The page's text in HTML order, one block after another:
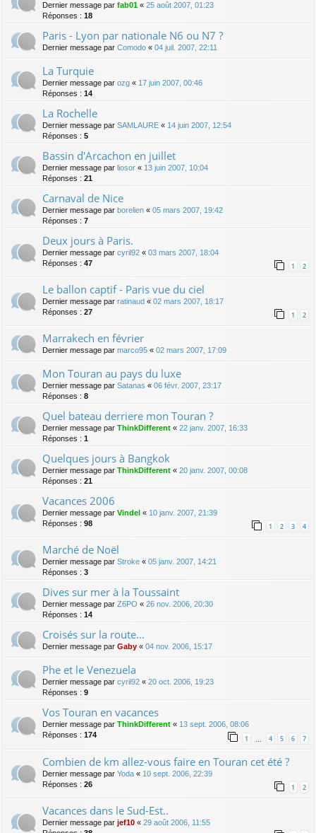
Dernier message par fab01 « 25 août 2007, 01:23
Réponses : 18
Paris - Lyon par nationale N6 ou N7 ?
Dernier message par Comodo « 04 juil. 2007, 22:11
La Turquie
Dernier message par ozg « 17 juin 2007, 00:46
Réponses : 14
La Rochelle
Dernier message par SAMLAURE « 14 juin 2007, 12:54
Réponses : 5
Bassin d'Arcachon en juillet
Dernier message par liosor « 13 juin 2007, 10:04
Réponses : 21
Carnaval de Nice
Dernier message par borelien « 05 mars 2007, 19:42
Réponses : 7
Deux jours à Paris.
Dernier message par cyril92 « 03 mars 2007, 18:04
Réponses : 47 1 2
Le ballon captif - Paris vue du ciel
Dernier message par ratinaud « 02 mars 2007, 18:17
Réponses : 27 1 2
Marrakech en février
Dernier message par marco95 « 02 mars 2007, 17:09
Mon Touran au pays du luxe
Dernier message par Satanas « 06 févr. 2007, 23:17
Réponses : 8
Quel bateau derriere mon Touran ?
Dernier message par ThinkDifferent « 22 janv. 2007, 16:33
Réponses : 1
Quelques jours à Bangkok
Dernier message par ThinkDifferent « 20 janv. 2007, 00:08
Réponses : 21
Vacances 2006
Dernier message par Vindel « 10 janv. 2007, 21:39
Réponses : 98 1 2 3 4
Marché de Noël
Dernier message par Stroke « 05 janv. 2007, 14:21
Réponses : 3
Dives sur mer à la Toussaint
Dernier message par Z6PO « 26 nov. 2006, 20:30
Réponses : 14
Croisés sur la route...
Dernier message par Gaby « 04 nov. 2006, 15:17
Phe et le Venezuela
Dernier message par cyril92 « 20 oct. 2006, 19:23
Réponses : 9
Vos Touran en vacances
Dernier message par ThinkDifferent « 13 sept. 2006, 08:06
Réponses : 174 1 4 5 6 7
Combien de km allez-vous faire en Touran cet été ?
Dernier message par Yoda « 10 sept. 2006, 22:39
Réponses : 26 1 2
Vacances dans le Sud-Est..
Dernier message par jef10 « 29 août 2006, 11:55